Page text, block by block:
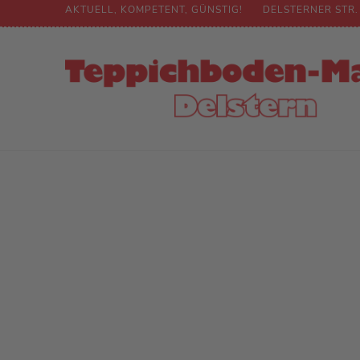
AKTUELL, KOMPETENT, GÜNSTIG! DELSTERNER